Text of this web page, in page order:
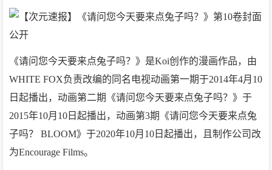
《请问您今天要来点兔子吗？》是Koi创作的漫画作品，由
WHITE FOX负责改编的同名电视动画第一期于2014年4月10
日起播出，动画第二期《请问您今天要来点兔子吗？》于
2015年10月10日起播出，动画第3期《请问您今天要来点兔
子吗？ BLOOM》于2020年10月10日起播出，且制作公司改
为Encourage Films。